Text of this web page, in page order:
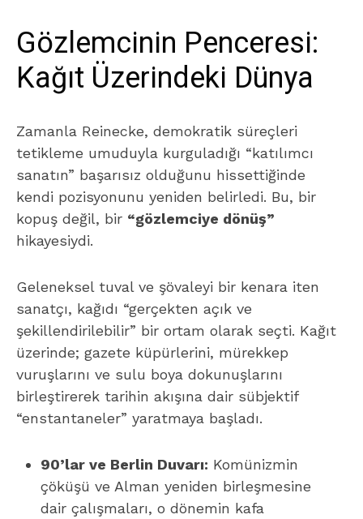
Gözlemcinin Penceresi:
Kağıt Üzerindeki Dünya
Zamanla Reinecke, demokratik süreçleri
tetikleme umuduyla kurguladığı “katılımcı
sanatın” başarısız olduğunu hissettiğinde
kendi pozisyonunu yeniden belirledi. Bu, bir
kopuş değil, bir “gözlemciye dönüş”
hikayesiydi.
Geleneksel tuval ve şövaleyi bir kenara iten
sanatçı, kağıdı “gerçekten açık ve
şekillendirilebilir” bir ortam olarak seçti. Kağıt
üzerinde; gazete küpürlerini, mürekkep
vuruşlarını ve sulu boya dokunuşlarını
birleştirerek tarihin akışına dair sübjektif
“enstantaneler” yaratmaya başladı.
90’lar ve Berlin Duvarı: Komünizmin
çöküşü ve Alman yeniden birleşmesine
dair çalışmaları, o dönemin kafa